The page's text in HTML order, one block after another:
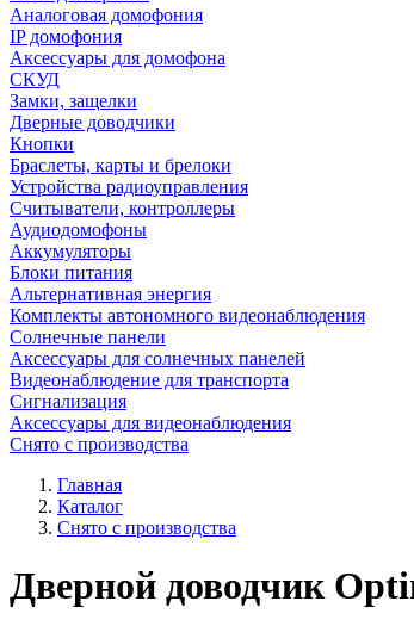
Аналоговая домофония
IP домофония
Аксессуары для домофона
СКУД
Замки, защелки
Дверные доводчики
Кнопки
Браслеты, карты и брелоки
Устройства радиоуправления
Считыватели, контроллеры
Аудиодомофоны
Аккумуляторы
Блоки питания
Альтернативная энергия
Комплекты автономного видеонаблюдения
Солнечные панели
Аксессуары для солнечных панелей
Видеонаблюдение для транспорта
Сигнализация
Аксессуары для видеонаблюдения
Снято с производства
Главная
Каталог
Снято с производства
Дверной доводчик